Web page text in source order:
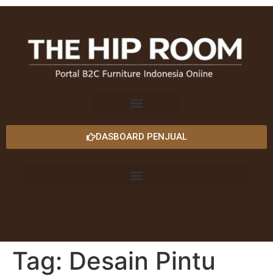
DASBOARD PENJUAL
Tag: Desain Pintu